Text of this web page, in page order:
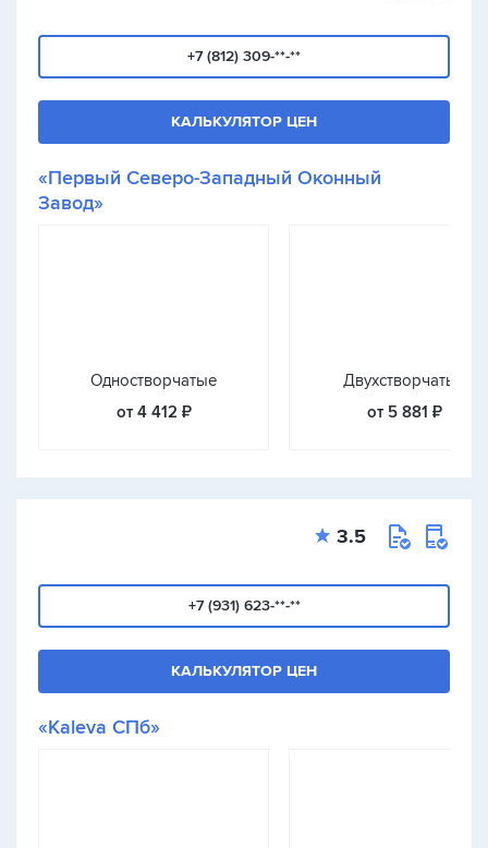
+7 (812) 309-**-**
КАЛЬКУЛЯТОР ЦЕН
«Первый Северо-Западный Оконный
Завод»
Одностворчатые
от 4 412 ₽
Двухстворчатые
от 5 881 ₽
3.5
+7 (931) 623-**-**
КАЛЬКУЛЯТОР ЦЕН
«Kaleva СПб»